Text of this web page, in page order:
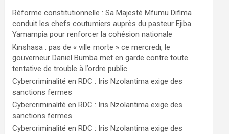
Réforme constitutionnelle : Sa Majesté Mfumu Difima
conduit les chefs coutumiers auprès du pasteur Ejiba
Yamampia pour renforcer la cohésion nationale
Kinshasa : pas de « ville morte » ce mercredi, le
gouverneur Daniel Bumba met en garde contre toute
tentative de trouble à l’ordre public
Cybercriminalité en RDC : Iris Nzolantima exige des
sanctions fermes
Cybercriminalité en RDC : Iris Nzolantima exige des
sanctions fermes
Cybercriminalité en RDC : Iris Nzolantima exige des